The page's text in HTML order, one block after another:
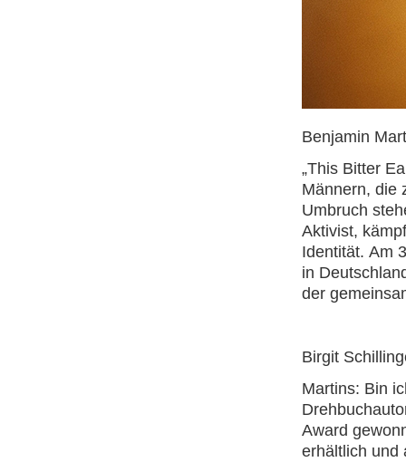
Benjamin
„This Bitter
Männern, die
Umbruch
Aktivist,
Identität. Am
in
der
Birgit
Martins: Bin
Award
erhältlich und